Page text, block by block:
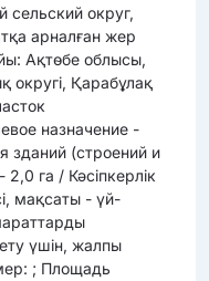
сельский округ,
арналған жер
Ақтөбе облысы,
округі, Қарабұлақ
назначение -
зданий (строений и
га / Кәсіпкерлік
мақсаты - үй-
үшін, жалпы
; Площадь